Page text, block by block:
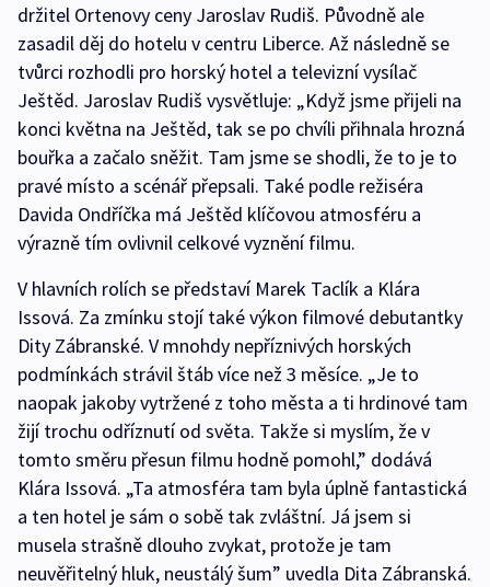
držitel Ortenovy ceny Jaroslav Rudiš. Původně ale
zasadil děj do hotelu v centru Liberce. Až následně se
tvůrci rozhodli pro horský hotel a televizní vysílač
Ještěd. Jaroslav Rudiš vysvětluje: „Když jsme přijeli na
konci května na Ještěd, tak se po chvíli přihnala hrozná
bouřka a začalo sněžit. Tam jsme se shodli, že to je to
pravé místo a scénář přepsali. Také podle režiséra
Davida Ondříčka má Ještěd klíčovou atmosféru a
výrazně tím ovlivnil celkové vyznění filmu.
V hlavních rolích se představí Marek Taclík a Klára
Issová. Za zmínku stojí také výkon filmové debutantky
Dity Zábranské. V mnohdy nepříznivých horských
podmínkách strávil štáb více než 3 měsíce. „Je to
naopak jakoby vytržené z toho města a ti hrdinové tam
žijí trochu odříznutí od světa. Takže si myslím, že v
tomto směru přesun filmu hodně pomohl,” dodává
Klára Issová. „Ta atmosféra tam byla úplně fantastická
a ten hotel je sám o sobě tak zvláštní. Já jsem si
musela strašně dlouho zvykat, protože je tam
neuvěřitelný hluk, neustálý šum” uvedla Dita Zábranská.